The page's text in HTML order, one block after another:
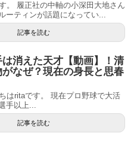
。 履正社の中軸の小深田大地さん
ーティンが話題になってい...
記事を読む
消えた天才【動画】！清
なぜ？現在の身長と思春
はritaです。 現在プロ野球で大活
手以上...
記事を読む